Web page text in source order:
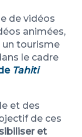
de vidéos
animées,
un tourisme
le cadre
Tahiti
et des
de ces
et